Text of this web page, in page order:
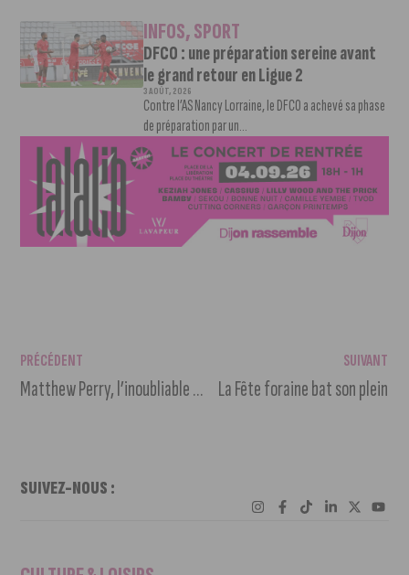
INFOS,SPORT
DFCO : une préparation sereine avant
le grand retour en Ligue 2
3 AOÛT, 2026
Contre l’AS Nancy Lorraine, le DFCO a achevé sa phase
de préparation par un...
PRÉCÉDENT
Matthew Perry, l’inoubliable Chandler de Friends, nous quitte à 54 ans
SUIVANT
La Fête foraine bat son plein
SUIVEZ-NOUS :